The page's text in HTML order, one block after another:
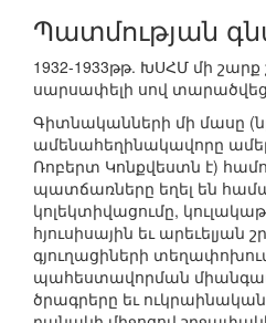
Պատմության
1932-1933թթ. ԽՍՀՄ մի շարք
սարսափելի սով
Գիտնականների մի մասը
ամենահեղինակավորը
Ռոբերտ Կոնքվեստն է)
պատճառները եղել են
կոլեկտիվացումը,
հյուսիսային եւ արեւելյան
գյուղացիների
պահեստավորման
ծրագրերը եւ